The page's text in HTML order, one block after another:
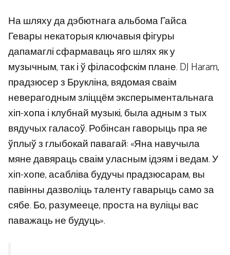
На шляху да дэбютнага альбома Гайса
Гевары некаторыя ключавыя фігуры
дапамаглі сфармаваць яго шлях як у
музычным, так і ў філасофскім плане. DJ Haram,
прадзюсер з Брукліна, вядомая сваім
неверагодным зліццём эксперыментальнага
хіп-хопа і клубнай музыкі, была адным з тых
вядучых галасоў. Робінсан гаворыць пра яе
ўплыў з глыбокай павагай: «Яна навучыла
мяне давяраць сваім уласным ідэям і ведам. У
хіп-хопе, асабліва будучы прадзюсарам, вы
павінны дазволіць таленту гаварыць само за
сябе. Бо, разумееце, проста на вуліцы вас
паважаць не будуць».